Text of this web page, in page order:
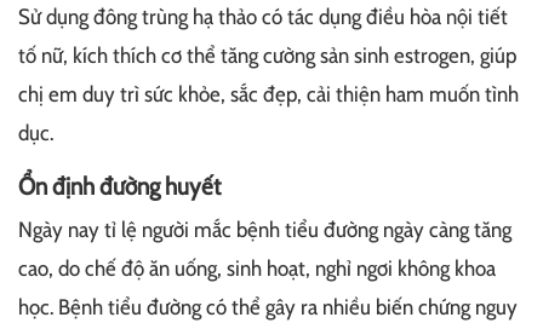
Sử dụng đông trùng hạ thảo có tác dụng điều hòa nội tiết
tố nữ, kích thích cơ thể tăng cường sản sinh estrogen, giúp
chị em duy trì sức khỏe, sắc đẹp, cải thiện ham muốn tình
dục.
Ổn định đường huyết
Ngày nay tỉ lệ người mắc bệnh tiểu đường ngày càng tăng
cao, do chế độ ăn uống, sinh hoạt, nghỉ ngơi không khoa
học. Bệnh tiểu đường có thể gây ra nhiều biến chứng nguy